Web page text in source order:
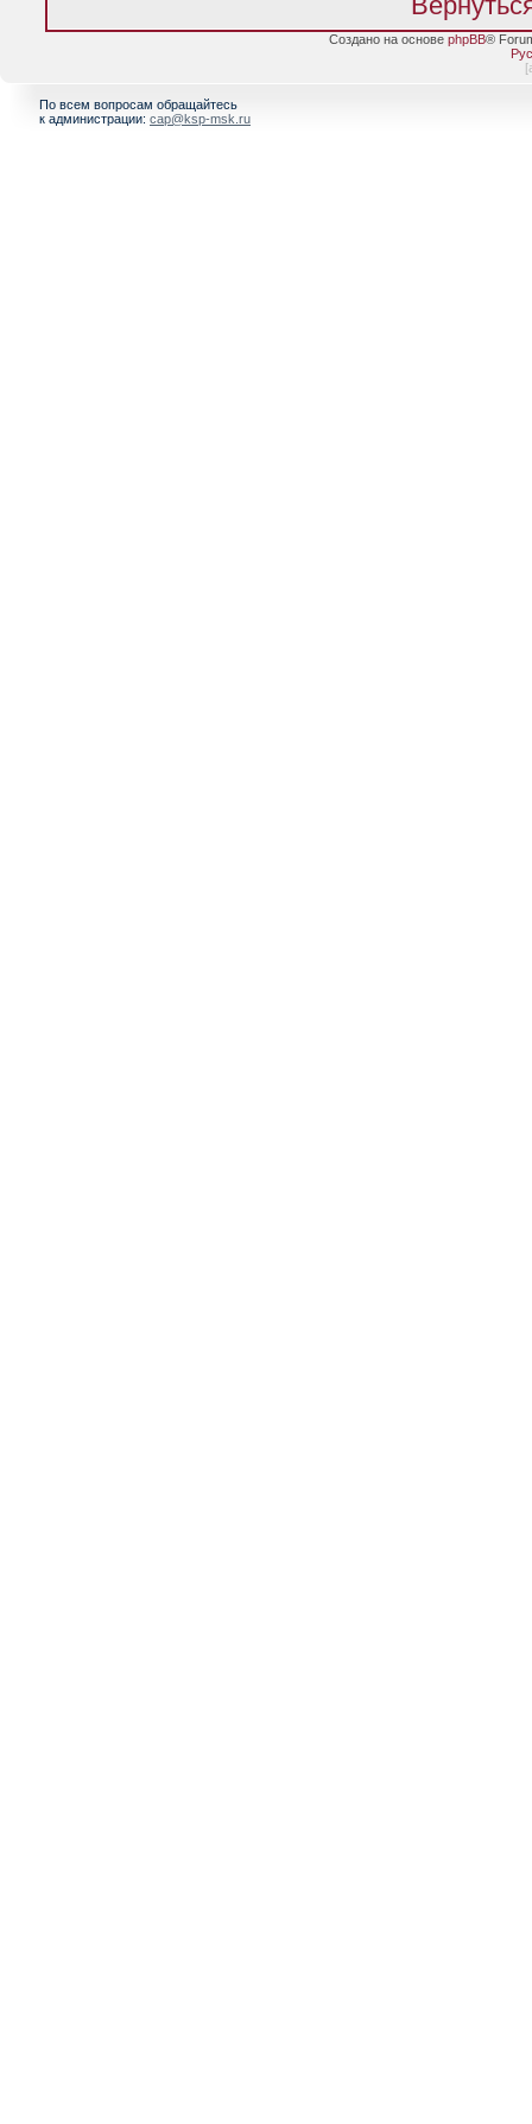
Создано на основе phpBB®
[
По всем вопросам обращайтесь
к администрации: cap@ksp-msk.ru